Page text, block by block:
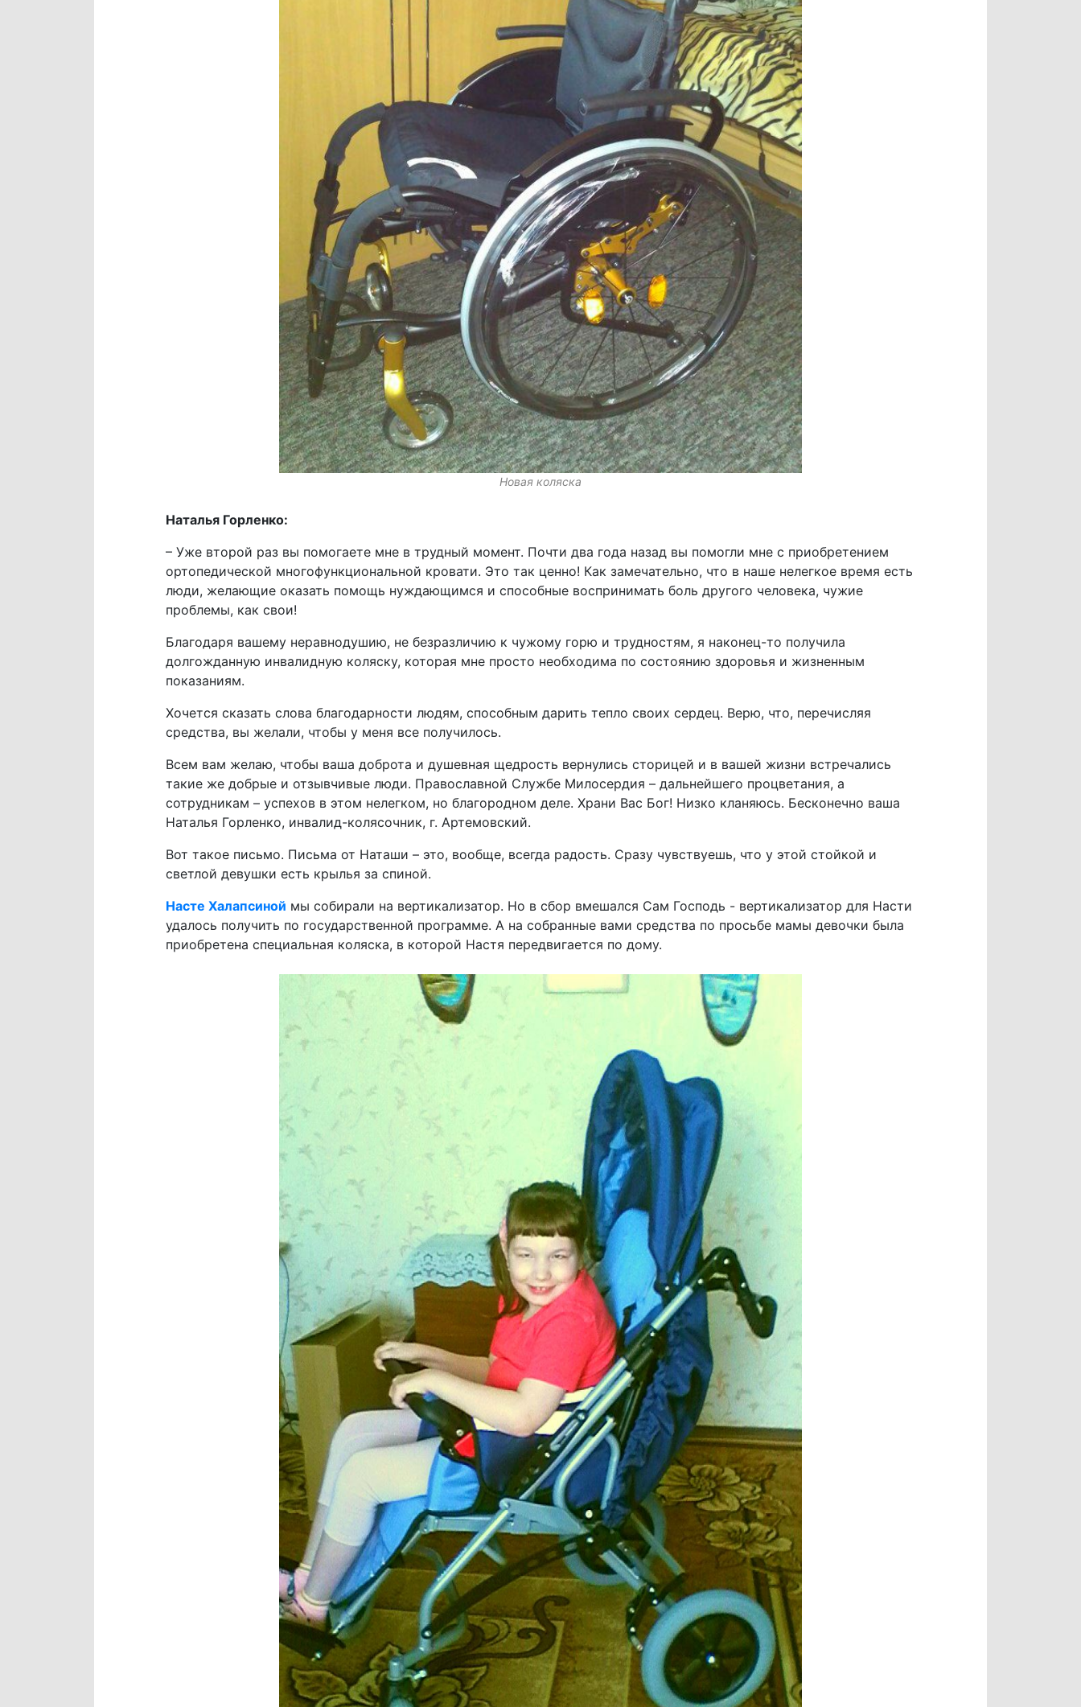
Новая коляска
Наталья Горленко:
– Уже второй раз вы помогаете мне в трудный момент. Почти два года назад вы помогли мне с приобретением
ортопедической многофункциональной кровати. Это так ценно! Как замечательно, что в наше нелегкое время есть
люди, желающие оказать помощь нуждающимся и способные воспринимать боль другого человека, чужие
проблемы, как свои!
Благодаря вашему неравнодушию, не безразличию к чужому горю и трудностям, я наконец-то получила
долгожданную инвалидную коляску, которая мне просто необходима по состоянию здоровья и жизненным
показаниям.
Хочется сказать слова благодарности людям, способным дарить тепло своих сердец. Верю, что, перечисляя
средства, вы желали, чтобы у меня все получилось.
Всем вам желаю, чтобы ваша доброта и душевная щедрость вернулись сторицей и в вашей жизни встречались
такие же добрые и отзывчивые люди. Православной Службе Милосердия – дальнейшего процветания, а
сотрудникам – успехов в этом нелегком, но благородном деле. Храни Вас Бог! Низко кланяюсь. Бесконечно ваша
Наталья Горленко, инвалид-колясочник, г. Артемовский.
Вот такое письмо. Письма от Наташи – это, вообще, всегда радость. Сразу чувствуешь, что у этой стойкой и
светлой девушки есть крылья за спиной.
Насте Халапсиной мы собирали на вертикализатор. Но в сбор вмешался Сам Господь - вертикализатор для Насти
удалось получить по государственной программе. А на собранные вами средства по просьбе мамы девочки была
приобретена специальная коляска, в которой Настя передвигается по дому.